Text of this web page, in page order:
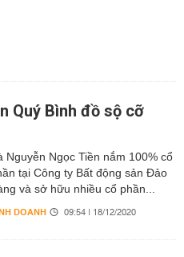
Quý Bình đồ sộ cỡ
Nguyễn Ngọc Tiền nắm 100% cổ
tại Công ty Bất động sản Đảo
và sở hữu nhiều cổ phần...
DOANH 09:54 | 18/12/2020